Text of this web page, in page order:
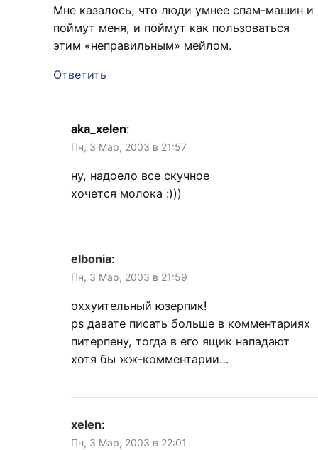
Мне казалось, что люди умнее спам-машин и
поймут меня, и поймут как пользоваться
этим «неправильным» мейлом.
Ответить
aka_xelen:
Пн, 3 Мар, 2003 в 21:57
ну, надоело все скучное
хочется молока :)))
elbonia:
Пн, 3 Мар, 2003 в 21:59
оххуительный юзерпик!
ps давате писать больше в комментариях
питерпену, тогда в его ящик нападают
хотя бы жж-комментарии…
xelen:
Пн, 3 Мар, 2003 в 22:01